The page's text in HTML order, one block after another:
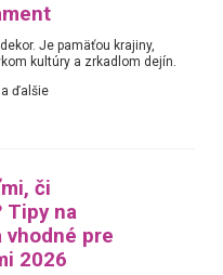
Je pamäťou krajiny,
kultúry a zrkadlom dejín.
ďalšie
či
Tipy na
vhodné pre
2026